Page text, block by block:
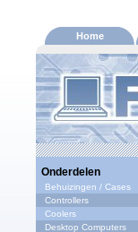
Home
Onderdelen
Behuizingen / Cases
Controllers
Coolers
Desktop Computers